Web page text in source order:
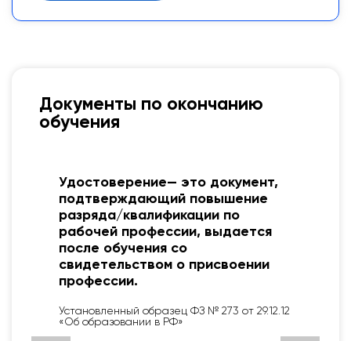
Документы по окончанию
обучения
Удостоверение— это документ,
подтверждающий повышение
разряда/квалификации по
рабочей профессии, выдается
после обучения со
свидетельством о присвоении
профессии.
Установленный образец ФЗ № 273 от 29.12.12
«Об образовании в РФ»